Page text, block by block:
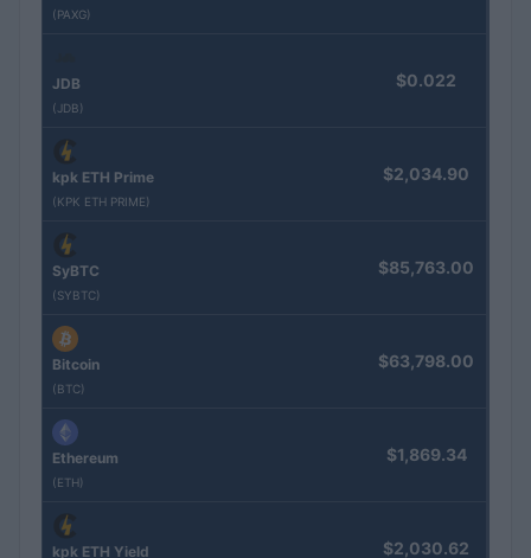
(PAXG)
JDB
(JDB)
$0.022
kpk ETH Prime
(KPK ETH PRIME)
$2,034.90
SyBTC
(SYBTC)
$85,763.00
Bitcoin
(BTC)
$63,798.00
Ethereum
(ETH)
$1,869.34
kpk ETH Yield $2,030.62